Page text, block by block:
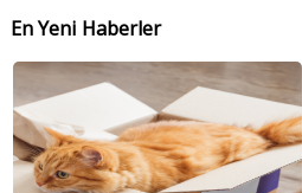
En Yeni Haberler